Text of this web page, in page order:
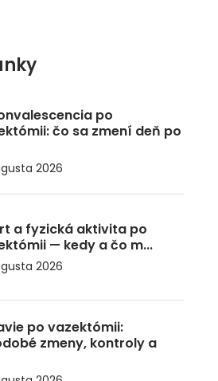
po
čo sa zmení deň po
2026
a fyzická aktivita po
— kedy a čo m...
2026
po vazektómii:
zmeny, kontroly a